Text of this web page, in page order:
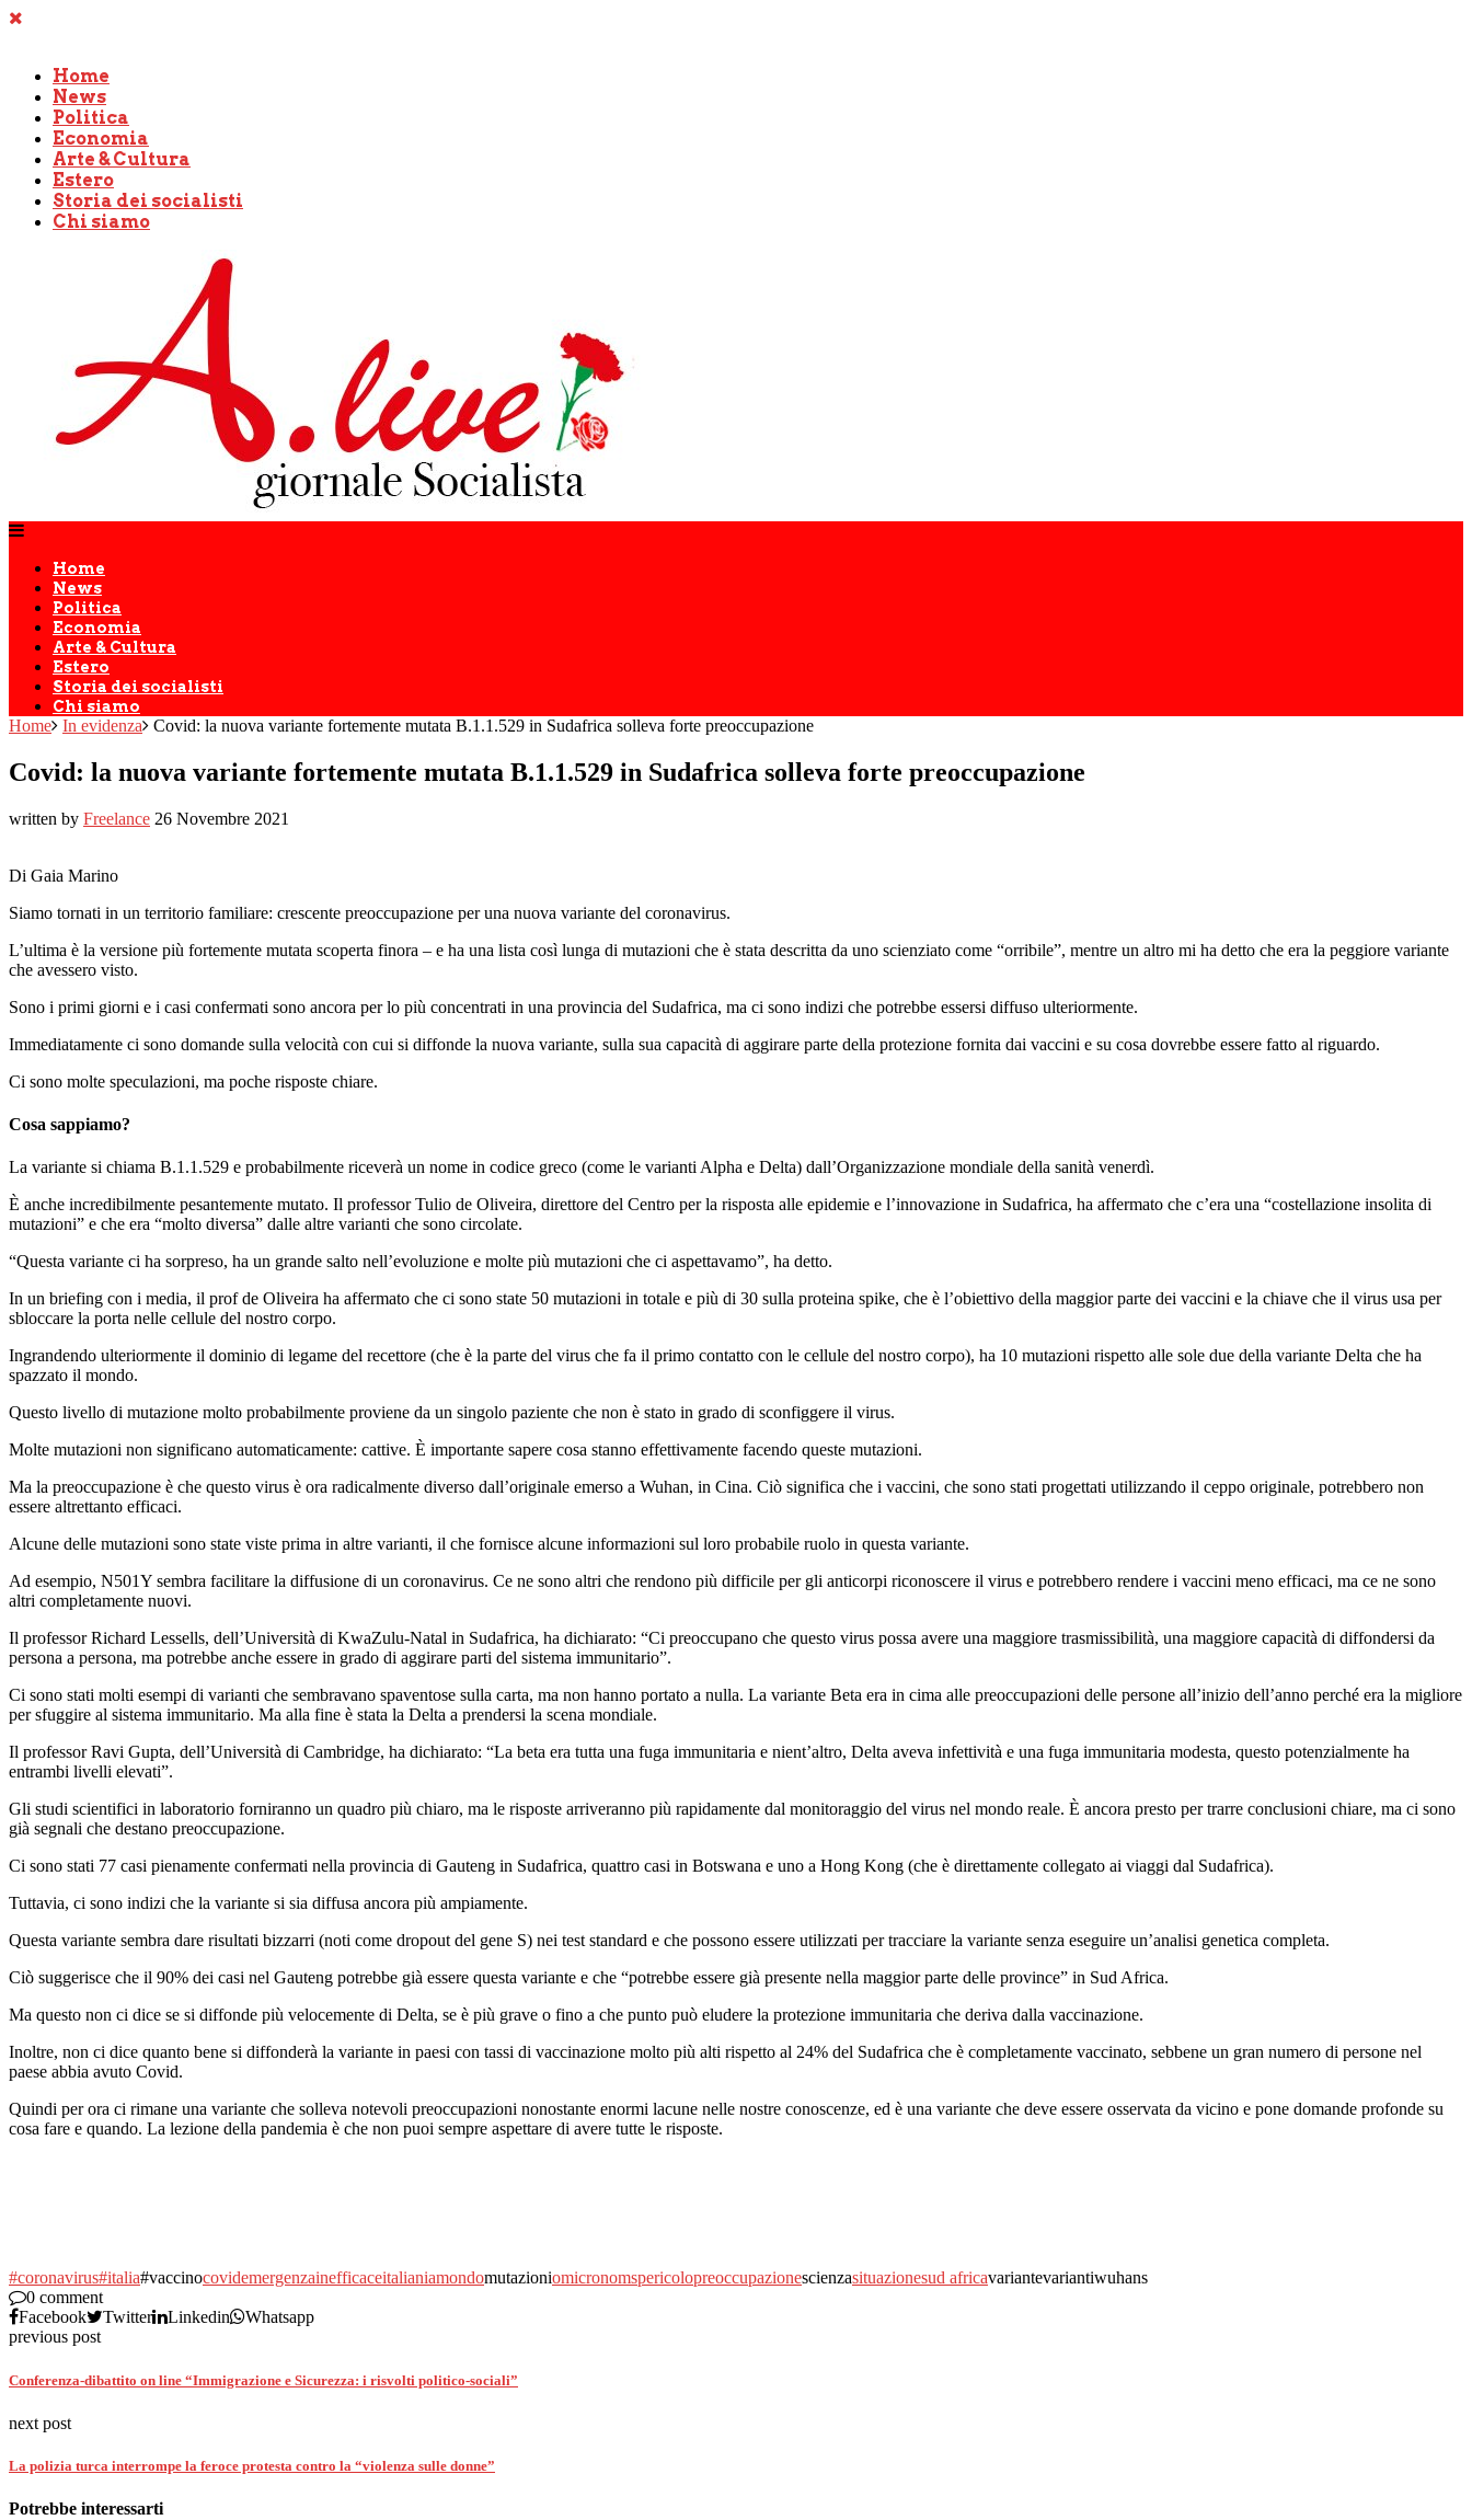
Home
News
Politica
Economia
Arte & Cultura
Estero
Storia dei socialisti
Chi siamo
Home
News
Politica
Economia
Arte & Cultura
Estero
Storia dei socialisti
Chi siamo
Home In evidenza Covid: la nuova variante fortemente mutata B.1.1.529 in Sudafrica solleva forte preoccupazione
Covid: la nuova variante fortemente mutata B.1.1.529 in Sudafrica solleva forte preoccupazione
written by Freelance 26 Novembre 2021
Di Gaia Marino
Siamo tornati in un territorio familiare: crescente preoccupazione per una nuova variante del coronavirus.
L’ultima è la versione più fortemente mutata scoperta finora – e ha una lista così lunga di mutazioni che è stata descritta da uno scienziato come “orribile”, mentre un altro mi ha detto che era la peggiore variante
che avessero visto.
Sono i primi giorni e i casi confermati sono ancora per lo più concentrati in una provincia del Sudafrica, ma ci sono indizi che potrebbe essersi diffuso ulteriormente.
Immediatamente ci sono domande sulla velocità con cui si diffonde la nuova variante, sulla sua capacità di aggirare parte della protezione fornita dai vaccini e su cosa dovrebbe essere fatto al riguardo.
Ci sono molte speculazioni, ma poche risposte chiare.
Cosa sappiamo?
La variante si chiama B.1.1.529 e probabilmente riceverà un nome in codice greco (come le varianti Alpha e Delta) dall’Organizzazione mondiale della sanità venerdì.
È anche incredibilmente pesantemente mutato. Il professor Tulio de Oliveira, direttore del Centro per la risposta alle epidemie e l’innovazione in Sudafrica, ha affermato che c’era una “costellazione insolita di
mutazioni” e che era “molto diversa” dalle altre varianti che sono circolate.
“Questa variante ci ha sorpreso, ha un grande salto nell’evoluzione e molte più mutazioni che ci aspettavamo”, ha detto.
In un briefing con i media, il prof de Oliveira ha affermato che ci sono state 50 mutazioni in totale e più di 30 sulla proteina spike, che è l’obiettivo della maggior parte dei vaccini e la chiave che il virus usa per
sbloccare la porta nelle cellule del nostro corpo.
Ingrandendo ulteriormente il dominio di legame del recettore (che è la parte del virus che fa il primo contatto con le cellule del nostro corpo), ha 10 mutazioni rispetto alle sole due della variante Delta che ha
spazzato il mondo.
Questo livello di mutazione molto probabilmente proviene da un singolo paziente che non è stato in grado di sconfiggere il virus.
Molte mutazioni non significano automaticamente: cattive. È importante sapere cosa stanno effettivamente facendo queste mutazioni.
Ma la preoccupazione è che questo virus è ora radicalmente diverso dall’originale emerso a Wuhan, in Cina. Ciò significa che i vaccini, che sono stati progettati utilizzando il ceppo originale, potrebbero non
essere altrettanto efficaci.
Alcune delle mutazioni sono state viste prima in altre varianti, il che fornisce alcune informazioni sul loro probabile ruolo in questa variante.
Ad esempio, N501Y sembra facilitare la diffusione di un coronavirus. Ce ne sono altri che rendono più difficile per gli anticorpi riconoscere il virus e potrebbero rendere i vaccini meno efficaci, ma ce ne sono
altri completamente nuovi.
Il professor Richard Lessells, dell’Università di KwaZulu-Natal in Sudafrica, ha dichiarato: “Ci preoccupano che questo virus possa avere una maggiore trasmissibilità, una maggiore capacità di diffondersi da
persona a persona, ma potrebbe anche essere in grado di aggirare parti del sistema immunitario”.
Ci sono stati molti esempi di varianti che sembravano spaventose sulla carta, ma non hanno portato a nulla. La variante Beta era in cima alle preoccupazioni delle persone all’inizio dell’anno perché era la migliore
per sfuggire al sistema immunitario. Ma alla fine è stata la Delta a prendersi la scena mondiale.
Il professor Ravi Gupta, dell’Università di Cambridge, ha dichiarato: “La beta era tutta una fuga immunitaria e nient’altro, Delta aveva infettività e una fuga immunitaria modesta, questo potenzialmente ha
entrambi livelli elevati”.
Gli studi scientifici in laboratorio forniranno un quadro più chiaro, ma le risposte arriveranno più rapidamente dal monitoraggio del virus nel mondo reale. È ancora presto per trarre conclusioni chiare, ma ci sono
già segnali che destano preoccupazione.
Ci sono stati 77 casi pienamente confermati nella provincia di Gauteng in Sudafrica, quattro casi in Botswana e uno a Hong Kong (che è direttamente collegato ai viaggi dal Sudafrica).
Tuttavia, ci sono indizi che la variante si sia diffusa ancora più ampiamente.
Questa variante sembra dare risultati bizzarri (noti come dropout del gene S) nei test standard e che possono essere utilizzati per tracciare la variante senza eseguire un’analisi genetica completa.
Ciò suggerisce che il 90% dei casi nel Gauteng potrebbe già essere questa variante e che “potrebbe essere già presente nella maggior parte delle province” in Sud Africa.
Ma questo non ci dice se si diffonde più velocemente di Delta, se è più grave o fino a che punto può eludere la protezione immunitaria che deriva dalla vaccinazione.
Inoltre, non ci dice quanto bene si diffonderà la variante in paesi con tassi di vaccinazione molto più alti rispetto al 24% del Sudafrica che è completamente vaccinato, sebbene un gran numero di persone nel
paese abbia avuto Covid.
Quindi per ora ci rimane una variante che solleva notevoli preoccupazioni nonostante enormi lacune nelle nostre conoscenze, ed è una variante che deve essere osservata da vicino e pone domande profonde su
cosa fare e quando. La lezione della pandemia è che non puoi sempre aspettare di avere tutte le risposte.
#coronavirus#italia#vaccinocovidemergenzainefficaceitalianiamondomutazioniomicronomspericolopreoccupazionescienzasituazionesud africavariantevariantiwuhans
0 comment
Facebook
Twitter Linkedin
Whatsapp
previous post
Conferenza-dibattito on line “Immigrazione e Sicurezza: i risvolti politico-sociali”
next post
La polizia turca interrompe la feroce protesta contro la “violenza sulle donne”
Potrebbe interessarti